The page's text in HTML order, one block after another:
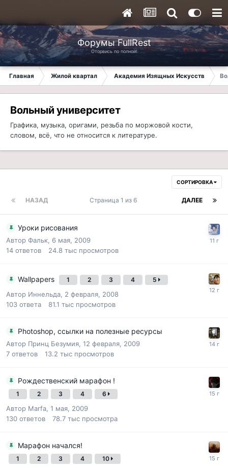
Форумы FullRest
Оторвись по полной!
Главная Жилой квартал Академия Изящных Искусств
Вольный университет
Графика, музыка, оригами, резьба по моржовой кости,
словом, всё, что не относится к литературе.
СОРТИРОВКА
НАЗАД ДАЛЕЕ
Страница 1 из 6
Уроки рисования
Автор Фальк, 6 мая, 2009
14 ответов 24.8 тыс просмотров
Wallpapers 1 2 3 4 5
Автор Иннельда, 2 февраля, 2008
103 ответа 81.1 тыс просмотров
Photoshop, ссылки на полезные ресурсы
Автор Принц Безумия, 12 февраля, 2009
7 ответов 13.2 тыс просмотров
Рождественский марафон !
1 2 3 4 6
Автор Marfa, 1 мая, 2009
130 ответов 78.7 тыс просмотра
Марафон начался!
1 2 3 4 10